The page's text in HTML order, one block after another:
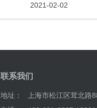
2021-02-02
联系我们
地址：
上海市松江区茸北路